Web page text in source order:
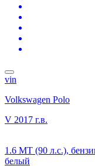
vin
Volkswagen Polo
V 2017 г.в.
1.6 MT (90 л.с.),
белый